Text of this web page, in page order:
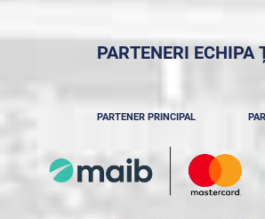
PARTENERI ECHIPA
PARTENER PRINCIPAL